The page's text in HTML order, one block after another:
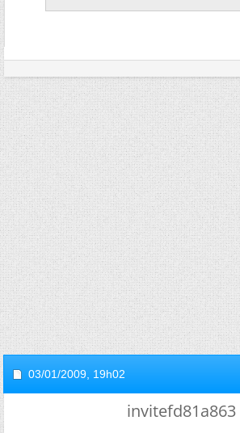
03/01/2009, 19h02
invitefd81a863